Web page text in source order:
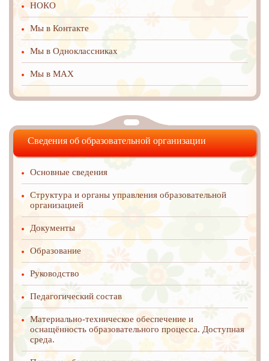
НОКО
Мы в Контакте
Мы в Одноклассниках
Мы в MAX
Сведения об образовательной организации
Основные сведения
Структура и органы управления образовательной
организацией
Документы
Образование
Руководство
Педагогический состав
Материально-техническое обеспечение и
оснащённость образовательного процесса. Доступная
среда.